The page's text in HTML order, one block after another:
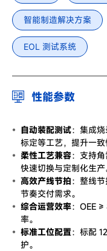
智能制造解决方案
EOL 测试系统
性能参数
自动装配测试：集成
标定等工艺，提升一致
柔性工艺兼容：支持
快速切换与定制化生产
高效产线节拍：整线
节奏交付需求。
综合运营效率：OEE
率。
标准工位配置：标配
护。